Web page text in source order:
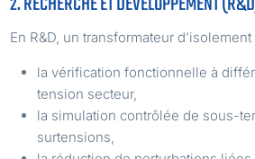
En R&D, un transformateur
la vérification fonctionnelle à
tension secteur,
la simulation contrôlée de sous-
surtensions,